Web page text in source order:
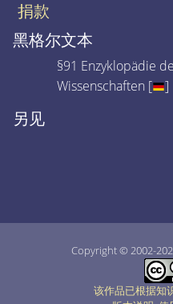
捐款
黑格尔文本
§91 Enzyklopädie
Wissenschaften [
]
另见
Copyright © 2002-
该作品已根据知